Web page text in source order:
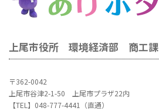
上尾市役所 環境経済部 商工課
〒362-0042
上尾市谷津2-1-50 上尾市プラザ22内
【TEL】048-777-4441（直通）